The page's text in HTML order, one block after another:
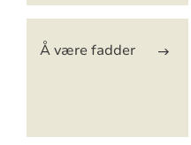
Å være fadder